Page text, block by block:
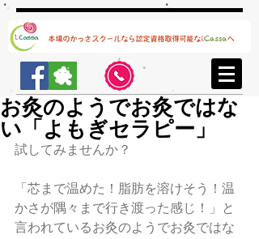
お灸のようでお灸ではな
い「よもぎセラピー」
試してみませんか？
「芯まで温めた！脂肪を溶けそう！温
かさが隅々まで行き渡った感じ！」と
言われているお灸のようでお灸ではな